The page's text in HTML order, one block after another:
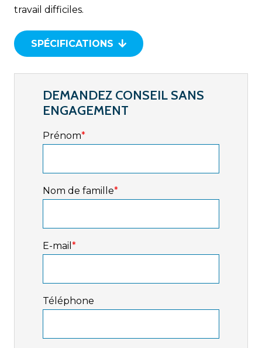
travail difficiles.
SPÉCIFICATIONS
DEMANDEZ CONSEIL SANS
ENGAGEMENT
Prénom*
Nom de famille*
E-mail *
Téléphone